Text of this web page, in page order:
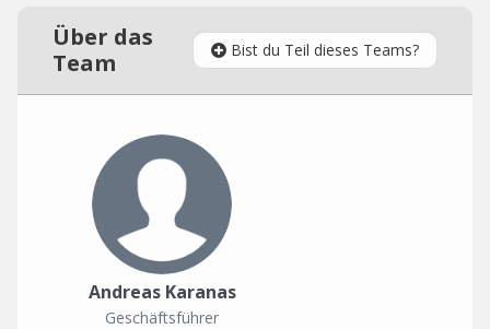
Über das
Team
Bist du Teil dieses Teams?
Andreas Karanas
Geschäftsführer